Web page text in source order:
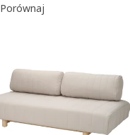
Porównaj